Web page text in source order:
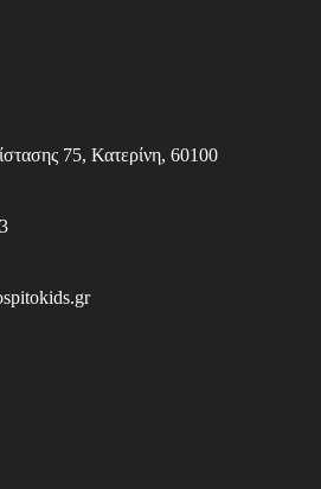
75, Κατερίνη, 60100
Opens